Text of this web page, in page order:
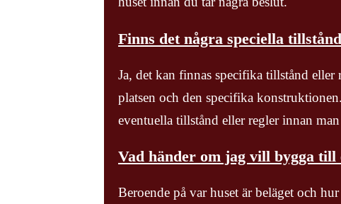
Finns det några speciella
Ja, det kan finnas specifika tillstånd
platsen och den specifika
eventuella tillstånd eller regler innan
Vad händer om jag vill bygga
Beroende på var huset är beläget och